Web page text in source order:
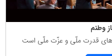
وطنم
قدرت ملّی و عزّت ملّی است